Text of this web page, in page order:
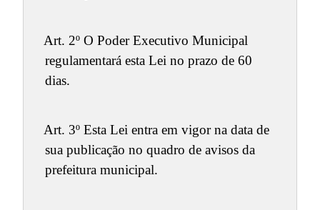
Art. 2º O Poder Executivo Municipal
regulamentará esta Lei no prazo de 60
dias.
Art. 3º Esta Lei entra em vigor na data de
sua publicação no quadro de avisos da
prefeitura municipal.